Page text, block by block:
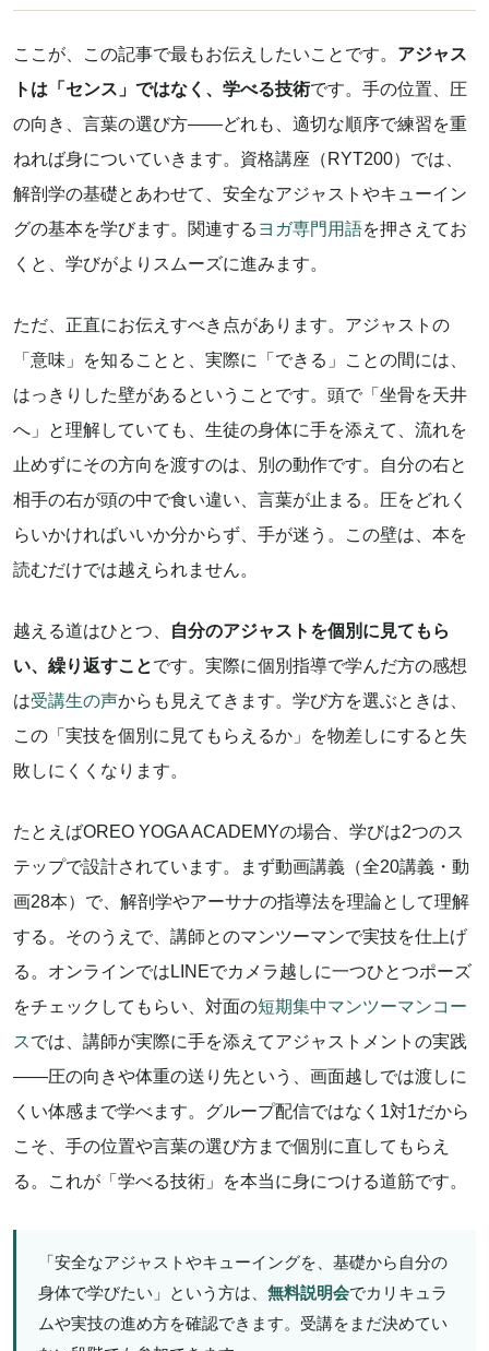
ここが、この記事で最もお伝えしたいことです。 アジャス
トは「センス」ではなく、学べる技術です。手の位置、圧
の向き、言葉の選び方——どれも、適切な順序で練習を重
ねれば身についていきます。資格講座（RYT200）では、
解剖学の基礎とあわせて、安全なアジャストやキューイン
グの基本を学びます。関連する ヨガ専門用語を押さえてお
くと、学びがよりスムーズに進みます。
ただ、正直にお伝えすべき点があります。アジャストの
「意味」を知ることと、実際に「できる」ことの間には、
はっきりした壁があるということです。頭で「坐骨を天井
へ」と理解していても、生徒の身体に手を添えて、流れを
止めずにその方向を渡すのは、別の動作です。自分の右と
相手の右が頭の中で食い違い、言葉が止まる。圧をどれく
らいかければいいか分からず、手が迷う。この壁は、本を
読むだけでは越えられません。
越える道はひとつ、
自分のアジャストを個別に見てもら
い、繰り返すことです。実際に個別指導で学んだ方の感想
は受講生の声からも見えてきます。学び方を選ぶときは、
この「実技を個別に見てもらえるか」を物差しにすると失
敗しにくくなります。
たとえばOREO YOGA ACADEMYの場合、学びは2つのス
テップで設計されています。まず動画講義（全20講義・動
画28本）で、解剖学やアーサナの指導法を理論として理解
する。そのうえで、講師とのマンツーマンで実技を仕上げ
る。オンラインではLINEでカメラ越しに一つひとつポーズ
をチェックしてもらい、対面の短期集中マンツーマンコー
スでは、講師が実際に手を添えてアジャストメントの実践
——圧の向きや体重の送り先という、画面越しでは渡しに
くい体感まで学べます。グループ配信ではなく1対1だから
こそ、手の位置や言葉の選び方まで個別に直してもらえ
る。これが「学べる技術」を本当に身につける道筋です。
「安全なアジャストやキューイングを、基礎から自分の
身体で学びたい」という方は、 無料説明会でカリキュラ
ムや実技の進め方を確認できます。受講をまだ決めてい